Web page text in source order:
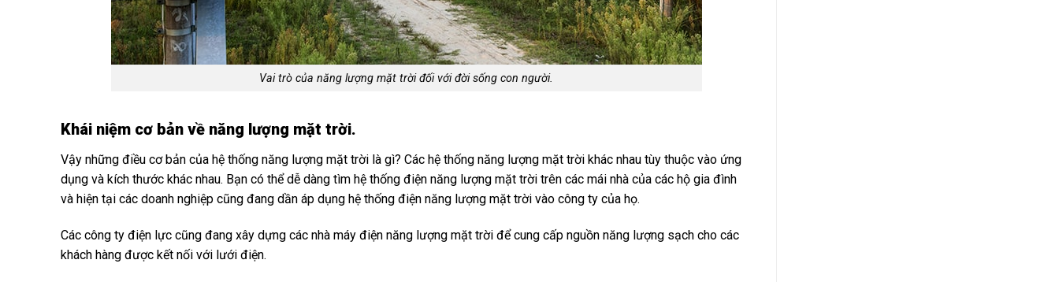
Vai trò của năng lượng mặt trời đối với đời sống con người.
Khái niệm cơ bản về năng lượng mặt trời.
Vậy những điều cơ bản của hệ thống năng lượng mặt trời là gì? Các hệ thống năng lượng mặt trời khác nhau tùy thuộc vào ứng
dụng và kích thước khác nhau. Bạn có thể dễ dàng tìm hệ thống điện năng lượng mặt trời trên các mái nhà của các hộ gia đình
và hiện tại các doanh nghiệp cũng đang dần áp dụng hệ thống điện năng lượng mặt trời vào công ty của họ.
Các công ty điện lực cũng đang xây dựng các nhà máy điện năng lượng mặt trời để cung cấp nguồn năng lượng sạch cho các
khách hàng được kết nối với lưới điện.